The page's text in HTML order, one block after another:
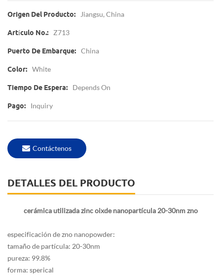
Origen Del Producto: Jiangsu, China
Artículo No.: Z713
Puerto De Embarque: China
Color: White
Tiempo De Espera: Depends On
Pago: Inquiry
Contáctenos
DETALLES DEL PRODUCTO
cerámica utilizada zinc oixde nanopartícula 20-30nm zno
especificación de zno nanopowder:
tamaño de partícula: 20-30nm
pureza: 99.8%
forma: sperical